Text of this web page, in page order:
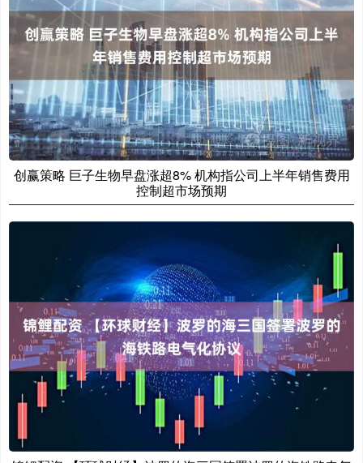
创赢策略 巨子生物早盘涨超8% 机构指公司上半年销售费用
控制超市场预期